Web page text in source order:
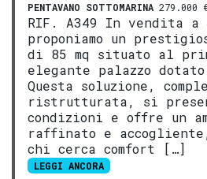
PENTAVANO SOTTOMARINA 279.000
RIF. A349 In vendita a
proponiamo un
di 85 mq situato al
elegante palazzo
Questa soluzione,
ristrutturata, si
condizioni e offre un
raffinato e
chi cerca comfort […]
LEGGI ANCORA